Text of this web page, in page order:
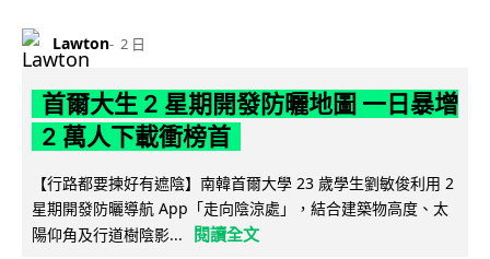
Lawton 2 日
首爾大生 2 星期開發防曬地圖 一日暴增
2 萬人下載衝榜首
【行路都要揀好有遮陰】南韓首爾大學 23 歲學生劉敏俊利用 2
星期開發防曬導航 App「走向陰涼處」，結合建築物高度、太
陽仰角及行道樹陰影...
閱讀全文